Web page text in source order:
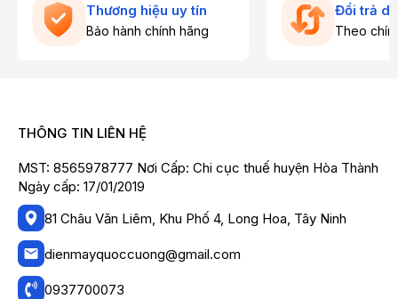
Thương hiệu uy tín
Bảo hành chính hãng
Đổi trả
Theo
THÔNG TIN LIÊN HỆ
MST: 8565978777 Nơi Cấp: Chi cục thuế huyện Hòa Thành
Ngày cấp: 17/01/2019
81 Châu Văn Liêm, Khu Phố 4, Long Hoa, Tây Ninh
dienmayquoccuong@gmail.com
0937700073